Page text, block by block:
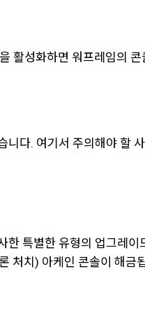
활성화하면 워프레임의
다. 여기서 주의해야 할
특별한 유형의 업그레
처치) 아케인 콘솔이 해금